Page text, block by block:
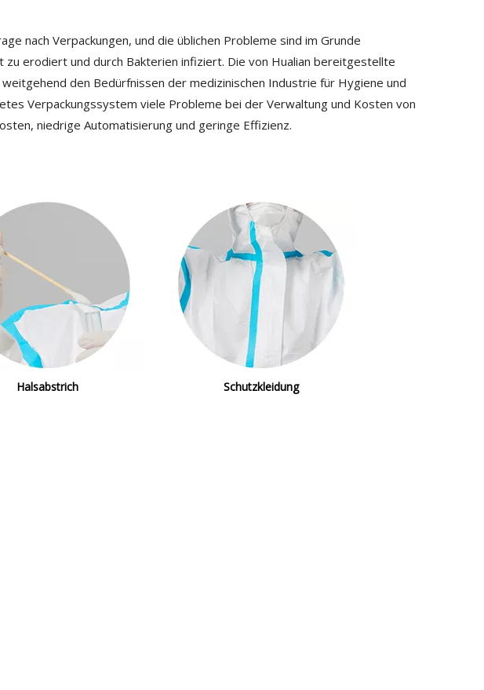
nach Verpackungen, und die üblichen Probleme sind im Grunde
zu erodiert und durch Bakterien infiziert. Die von Hualian bereitgestellte
den Bedürfnissen der medizinischen Industrie für Hygiene und
Verpackungssystem viele Probleme bei der Verwaltung und Kosten von
niedrige Automatisierung und geringe Effizienz.
Halsabstrich Schutzkleidung